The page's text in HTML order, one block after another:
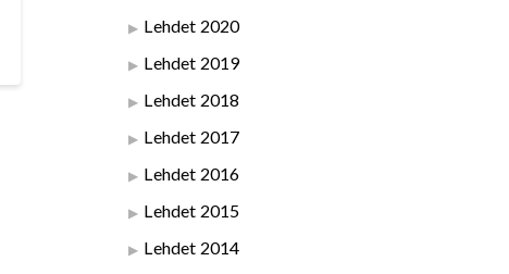
Lehdet 2020
Lehdet 2019
Lehdet 2018
Lehdet 2017
Lehdet 2016
Lehdet 2015
Lehdet 2014